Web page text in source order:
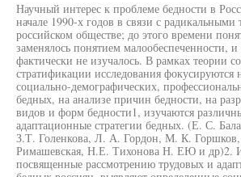
Научный интерес к проблеме бедности в
начале 1990-х годов в связи с
российском обществе; до этого времени
заменялось понятием малообеспеченности,
фактически не изучалось. В рамках теории
стратификации исследования фокусируются
социально-демографических,
бедных, на анализе причин бедности, на
видов и форм бедности1, изучаются
адаптационные стратегии бедных. (Е. С.
З.Т. Голенкова, Л. А. Гордон, М. К.
Римашевская, Н.Е. Тихонова Н. ЕЮ и др)2.
посвященные рассмотрению трудовых и